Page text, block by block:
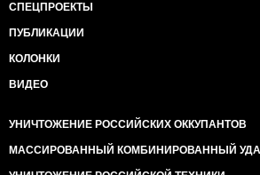
будем ездить без электричества!
А как вы их заряжать будете? -
остановили троллейбусы
http://www.sobytiya.info/news/16/
11. "В россии изменили схему
отмечают рост энергопотерь в
Читать это сообщение нужно
СПЕЦПРОЕКТЫ
ПУБЛИКАЦИИ
КОЛОНКИ
ВИДЕО
УНИЧТОЖЕНИЕ РОССИЙСКИХ ОККУПАНТОВ
МАССИРОВАННЫЙ КОМБИНИРОВАННЫЙ